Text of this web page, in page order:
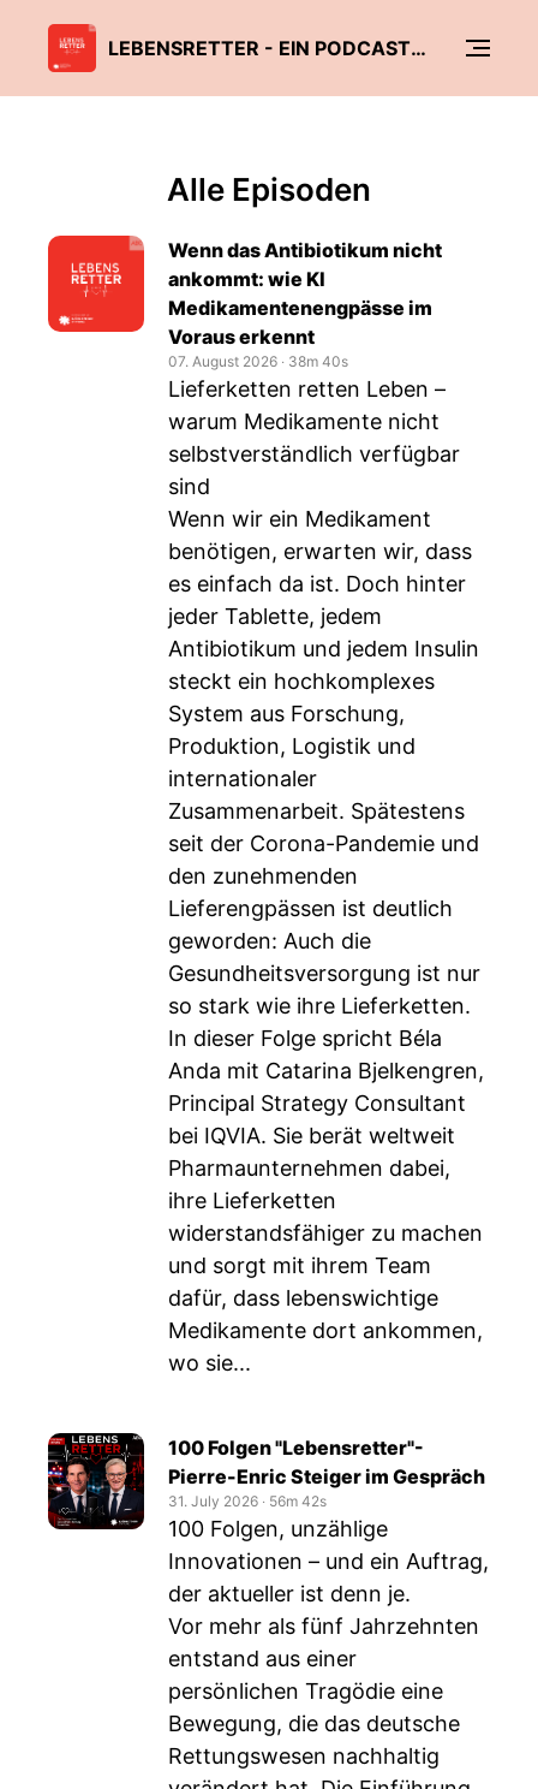
LEBENSRETTER - EIN PODCAST DER BJÖRN STEIGER STIFTUNG
Alle Episoden
Wenn das Antibiotikum nicht
ankommt: wie KI
Medikamentenengpässe im
Voraus erkennt
07. August 2026 ‧ 38m 40s
Lieferketten retten Leben –
warum Medikamente nicht
selbstverständlich verfügbar
sind
Wenn wir ein Medikament
benötigen, erwarten wir, dass
es einfach da ist. Doch hinter
jeder Tablette, jedem
Antibiotikum und jedem Insulin
steckt ein hochkomplexes
System aus Forschung,
Produktion, Logistik und
internationaler
Zusammenarbeit. Spätestens
seit der Corona-Pandemie und
den zunehmenden
Lieferengpässen ist deutlich
geworden: Auch die
Gesundheitsversorgung ist nur
so stark wie ihre Lieferketten.
In dieser Folge spricht Béla
Anda mit Catarina Bjelkengren,
Principal Strategy Consultant
bei IQVIA. Sie berät weltweit
Pharmaunternehmen dabei,
ihre Lieferketten
widerstandsfähiger zu machen
und sorgt mit ihrem Team
dafür, dass lebenswichtige
Medikamente dort ankommen,
wo sie...
100 Folgen "Lebensretter"-
Pierre-Enric Steiger im Gespräch
31. July 2026 ‧ 56m 42s
100 Folgen, unzählige
Innovationen – und ein Auftrag,
der aktueller ist denn je.
Vor mehr als fünf Jahrzehnten
entstand aus einer
persönlichen Tragödie eine
Bewegung, die das deutsche
Rettungswesen nachhaltig